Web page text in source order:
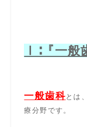
Ⅰ∶『一般
一般歯科とは
療分野です。